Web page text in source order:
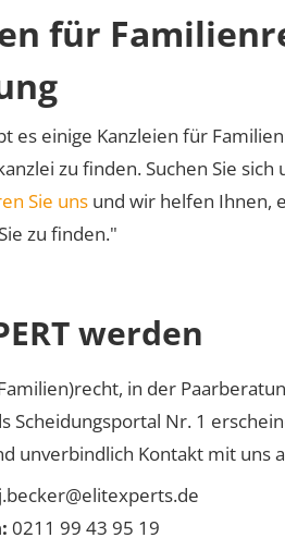
für
es einige Kanzleien für
zu finden. Suchen Sie
Sie uns und wir helfen Ihnen,
zu finden."
werden
in der
Scheidungsportal Nr. 1
unverbindlich Kontakt mit uns
j.becker@elitexperts.de
0211 99 43 95 19